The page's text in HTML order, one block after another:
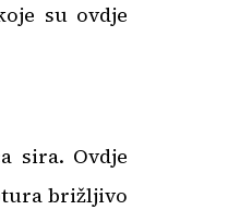
su ovdje
sira. Ovdje
brižljivo